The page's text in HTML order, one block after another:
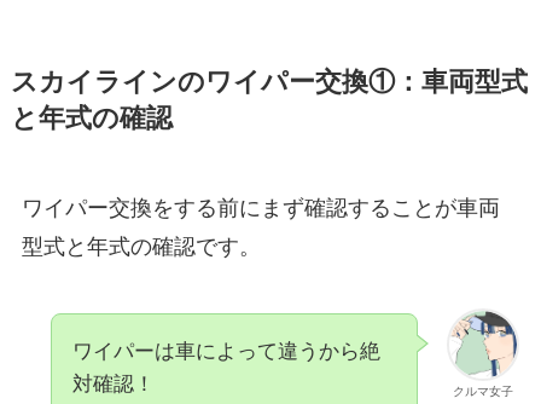
スカイラインのワイパー交換①：車両型式
と年式の確認
ワイパー交換をする前にまず確認することが車両
型式と年式の確認です。
クルマ女子
ワイパーは車によって違うから絶
対確認！